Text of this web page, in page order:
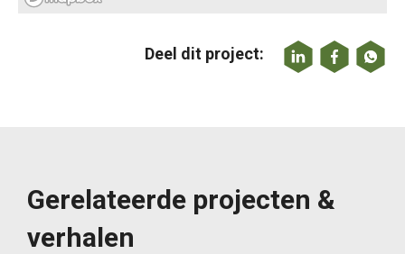
Deel dit project:
Gerelateerde projecten &
verhalen